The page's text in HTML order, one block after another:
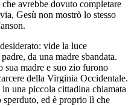
che avrebbe dovuto completare
Gesù non mostrò lo stesso
nson.
vide la luce
da una madre sbandata.
sua madre e suo zio furono
della Virginia Occidentale.
in una piccola cittadina chiamata
ed è proprio lì che